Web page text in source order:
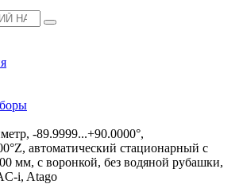
-89.9999...+90.0000°,
автоматический стационарный c
мм, с воронкой, без водяной рубашки,
i, Atago